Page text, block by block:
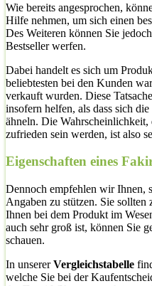
Wie bereits angesprochen,
Hilfe nehmen, um sich einen
Des Weiteren können Sie
Bestseller werfen.
Dabei handelt es sich um
beliebtesten bei den Kunden
verkauft wurden. Diese
insofern helfen, als dass sich die
ähneln. Die Wahrscheinlichkeit,
zufrieden sein werden, ist also
Eigenschaften eines
Dennoch empfehlen wir Ihnen,
Angaben zu stützen. Sie sollten
Ihnen bei dem Produkt im
auch sehr groß ist, können Sie
schauen.
In unsererVergleichstabelle
welche Sie bei der